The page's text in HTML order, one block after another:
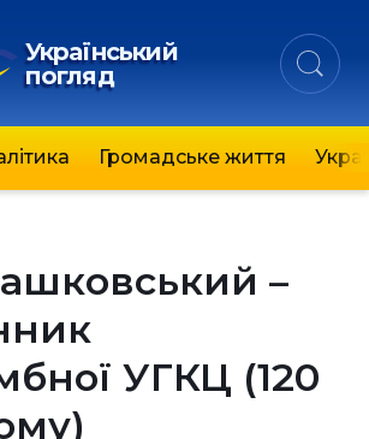
Український
погляд
Громадське життя
–
УГКЦ (120